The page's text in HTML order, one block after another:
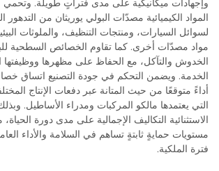
وإجهادات ميكانيكية على مدى فتراتٍ طويلة.
المواد الكيميائية مصدّات البولي يوريثان من
لسوائل السيارات، ومنتجات التنظيف، والملوثات
مواد مصدّات أخرى. كما تقاوم الخصائص السطحية
الخدوش والتآكل، مع الحفاظ على مظهرها ووظيفتها
الخدمة. ويضمن التحكم في جودة التصنيع اتساق
أداءً متوقعًا من حيث المتانة عبر دفعات الإنتاج
التي يعتمدها مالكو المركبات ومدراء الأساطيل.
الاستثنائية التكاليف الإجمالية على مدى دورة
مستويات حمايةٍ ثابتةٍ تساهم في السلامة والأداء
فترة الملكية.